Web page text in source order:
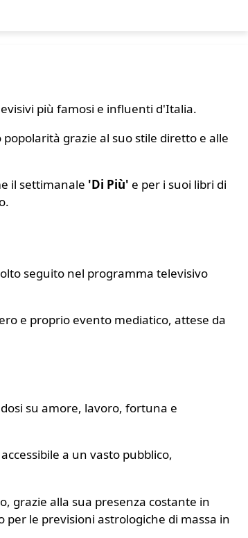
più famosi e influenti d'Italia.
grazie al suo stile diretto e alle
il settimanale 'Di Più' e per i suoi libri di
seguito nel programma televisivo
e proprio evento mediatico, attese da
su amore, lavoro, fortuna e
a un vasto pubblico,
grazie alla sua presenza costante in
le previsioni astrologiche di massa in